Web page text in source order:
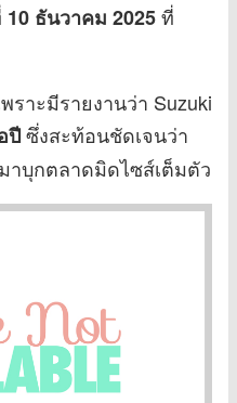
10 ธันวาคม 2025ที่
าะมีรายงานว่า Suzuki
ปีซึ่งสะท้อนชัดเจนว่า
าบุกตลาดมิดไซส์เต็มตัว